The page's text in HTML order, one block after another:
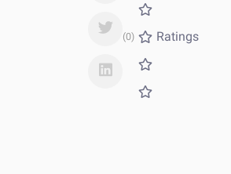
Ratings
(0)